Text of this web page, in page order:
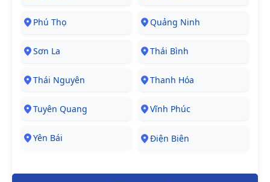
Phú Thọ Quảng Ninh
Sơn La Thái Bình
Thái Nguyên Thanh Hóa
Tuyên Quang Vĩnh Phúc
Yên Bái Điện Biên